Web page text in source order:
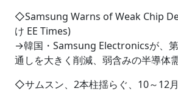
◇Samsung Warns of Weak Chip
け EE Times)
→韓国・Samsung Electronicsが、
通しを大きく削減、弱含みの半導体
◇サムスン、2本柱揺らぐ、10～12